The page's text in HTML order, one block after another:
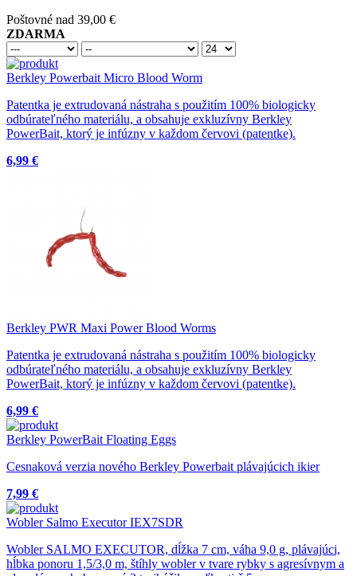
Poštovné nad 39,00 €
ZDARMA
Berkley Powerbait Micro Blood Worm
Patentka je extrudovaná nástraha s použitím 100% biologicky
odbúrateľného materiálu, a obsahuje exkluzívny Berkley
PowerBait, ktorý je infúzny v každom červovi (patentke).
6,99 €
Berkley PWR Maxi Power Blood Worms
Patentka je extrudovaná nástraha s použitím 100% biologicky
odbúrateľného materiálu, a obsahuje exkluzívny Berkley
PowerBait, ktorý je infúzny v každom červovi (patentke).
6,99 €
Berkley PowerBait Floating Eggs
Cesnaková verzia nového Berkley Powerbait plávajúcich ikier
7,99 €
Wobler Salmo Executor IEX7SDR
Wobler SALMO EXECUTOR, dĺžka 7 cm, váha 9,0 g, plávajúci,
hĺbka ponoru 1,5/3,0 m, štíhly wobler v tvare rybky s agresívnym a